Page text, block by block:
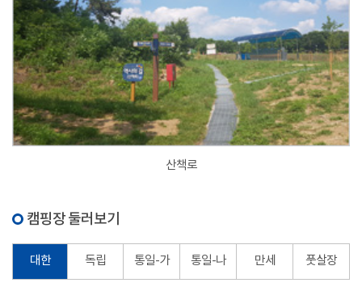
산책로
캠핑장 둘러보기
대한 독립 통일-가 통일-나 만세 풋살장